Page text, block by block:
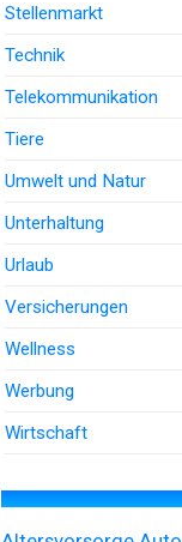
Stellenmarkt
Technik
Telekommunikation
Tiere
Umwelt und Natur
Unterhaltung
Urlaub
Versicherungen
Wellness
Werbung
Wirtschaft